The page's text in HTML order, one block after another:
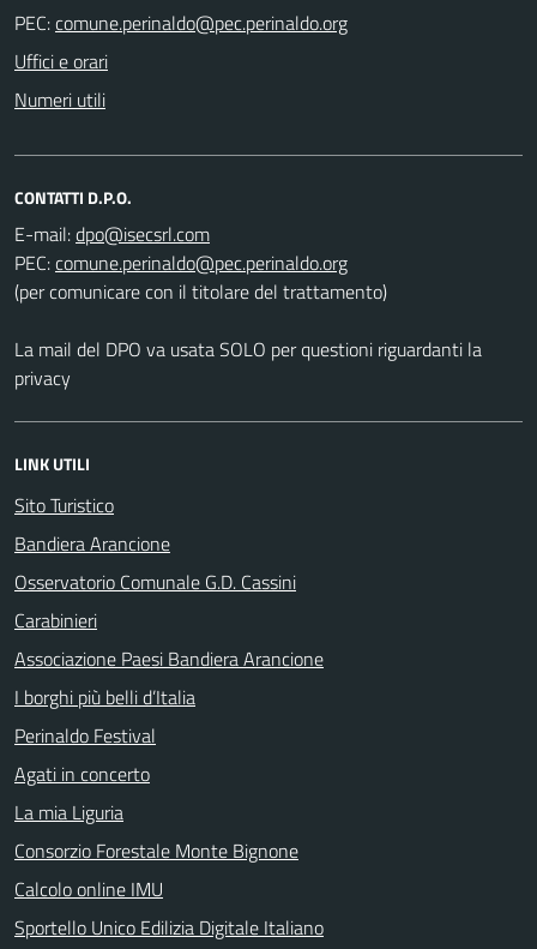
PEC:
Uffici e orari
Numeri utili
CONTATTI D.P.O.
E-mail:
PEC:
(per comunicare con il titolare del trattamento)
La mail del DPO va usata SOLO per questioni riguardanti la
privacy
LINK UTILI
Sito Turistico
Bandiera Arancione
Osservatorio Comunale G.D. Cassini
Carabinieri
Associazione Paesi Bandiera Arancione
I borghi più belli d’Italia
Perinaldo Festival
Agati in concerto
La mia Liguria
Consorzio Forestale Monte Bignone
Calcolo online IMU
Sportello Unico Edilizia Digitale Italiano